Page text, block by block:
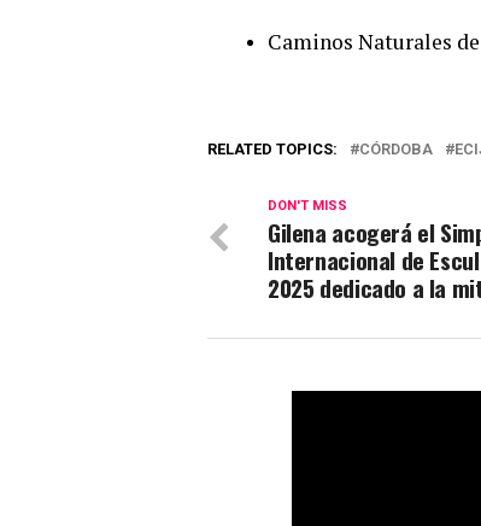
Caminos Naturales
RELATED TOPICS: CÓRDOBA
DON'T MISS
Gilena acogerá el
Internacional de
2025 dedicado a la